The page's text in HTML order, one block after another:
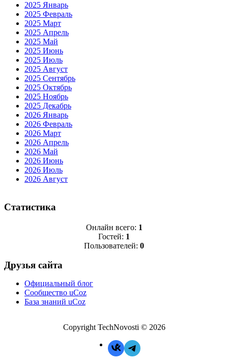
2025 Январь
2025 Февраль
2025 Март
2025 Апрель
2025 Май
2025 Июнь
2025 Июль
2025 Август
2025 Сентябрь
2025 Октябрь
2025 Ноябрь
2025 Декабрь
2026 Январь
2026 Февраль
2026 Март
2026 Апрель
2026 Май
2026 Июнь
2026 Июль
2026 Август
Статистика
Онлайн всего: 1
Гостей: 1
Пользователей: 0
Друзья сайта
Официальный блог
Сообщество uCoz
База знаний uCoz
Copyright TechNovosti © 2026